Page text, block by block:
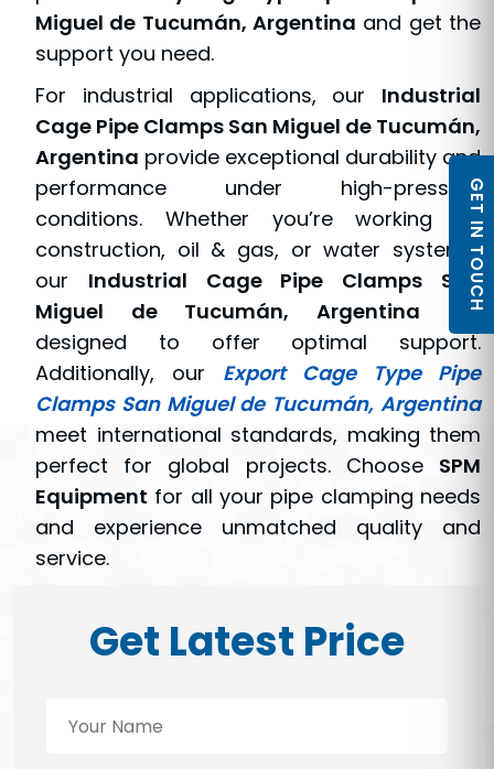
Miguel de Tucumán, Argentina and get the
support you need.
For industrial applications, our Industrial
Cage Pipe Clamps San Miguel de Tucumán,
Argentina provide exceptional durability and
performance under high-pressure
conditions. Whether you’re working on
construction, oil & gas, or water systems,
our Industrial Cage Pipe Clamps San
Miguel de Tucumán, Argentina are
designed to offer optimal support.
Additionally, our Export Cage Type Pipe
Clamps San Miguel de Tucumán, Argentina
meet international standards, making them
perfect for global projects. Choose SPM
Equipment for all your pipe clamping needs
and experience unmatched quality and
service.
Get Latest Price
GET IN TOUCH